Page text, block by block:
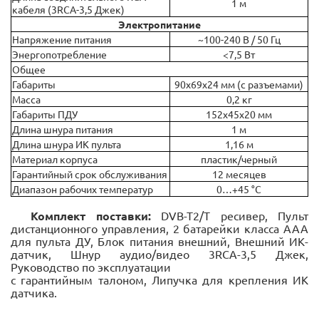
кабеля (3RCA-3,5 Джек)
1 м
Электропитание
Напряжение питания
~100-240 В / 50 Гц
Энергопотребление
<7,5 Вт
Общее
Габариты
90х69х24 мм (с разъемами)
Масса
0,2 кг
Габариты ПДУ
152х45х20 мм
Длина шнура питания
1 м
Длина шнура ИК пульта
1,16 м
Материал корпуса
пластик/черный
Гарантийный срок обслуживания
12 месяцев
Диапазон рабочих температур
0…+45 °С
Комплект поставки: DVB-T2/T ресивер, Пульт
дистанционного управления, 2 батарейки класса ААА
для пульта ДУ, Блок питания внешний, Внешний ИК-
датчик, Шнур аудио/видео 3RCA-3,5 Джек,
Руководство по эксплуатации
с гарантийным талоном, Липучка для крепления ИК
датчика.